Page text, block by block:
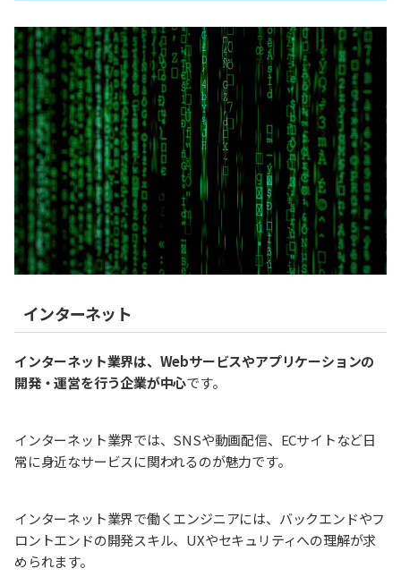
インターネット
インターネット業界は、Webサービスやアプリケーションの
開発・運営を行う企業が中心です。
インターネット業界では、SNSや動画配信、ECサイトなど日
常に身近なサービスに関われるのが魅力です。
インターネット業界で働くエンジニアには、バックエンドやフ
ロントエンドの開発スキル、UXやセキュリティへの理解が求
められます。